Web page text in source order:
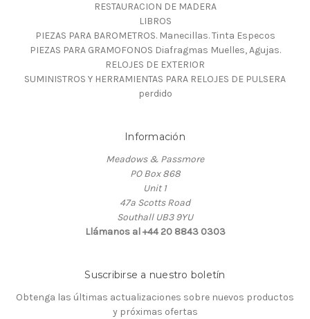
RESTAURACION DE MADERA
LIBROS
PIEZAS PARA BAROMETROS. Manecillas. Tinta Especos
PIEZAS PARA GRAMOFONOS Diafragmas Muelles, Agujas.
RELOJES DE EXTERIOR
SUMINISTROS Y HERRAMIENTAS PARA RELOJES DE PULSERA
perdido
Información
Meadows & Passmore
PO Box 868
Unit 1
47a Scotts Road
Southall UB3 9YU
Llámanos al +44 20 8843 0303
Suscribirse a nuestro boletín
Obtenga las últimas actualizaciones sobre nuevos productos
y próximas ofertas